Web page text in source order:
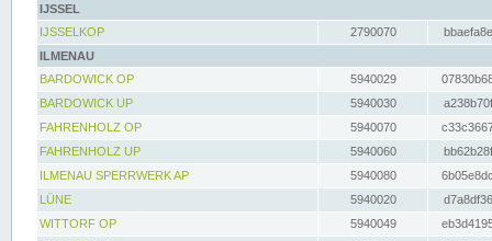
IJSSEL
IJSSELKOP
2790070
ILMENAU
BARDOWICK OP
5940029
BARDOWICK UP
5940030
FAHRENHOLZ OP
5940070
FAHRENHOLZ UP
5940060
ILMENAU SPERRWERK AP
5940080
LÜNE
5940020
WITTORF OP
5940049